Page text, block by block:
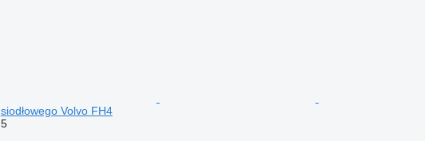
siodłowego Volvo FH4
5